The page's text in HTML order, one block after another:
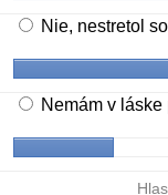
Nie, nestretol
Nemám v